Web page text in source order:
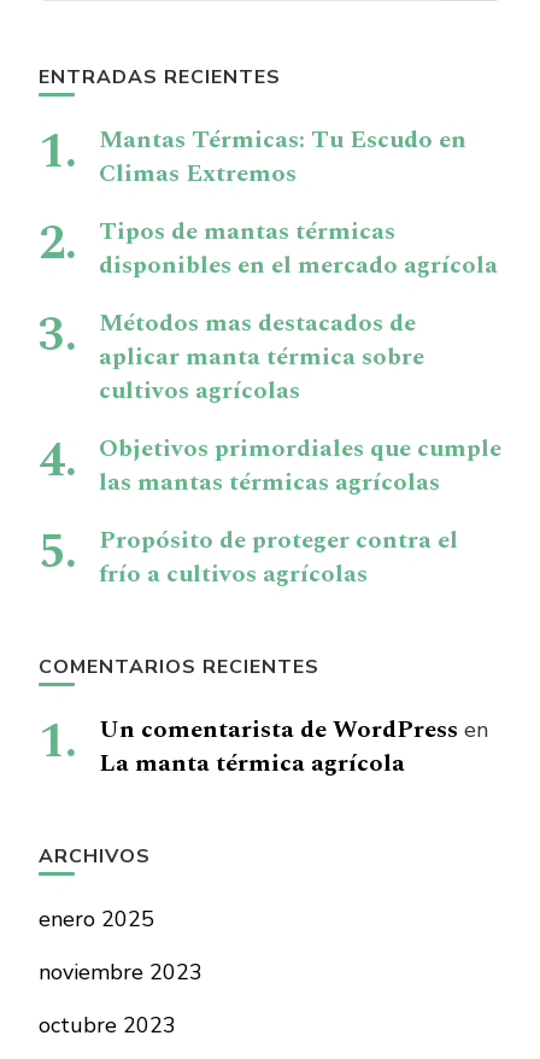
ENTRADAS RECIENTES
Mantas Térmicas: Tu Escudo en
Climas Extremos
Tipos de mantas térmicas
disponibles en el mercado agrícola
Métodos mas destacados de
aplicar manta térmica sobre
cultivos agrícolas
Objetivos primordiales que cumple
las mantas térmicas agrícolas
Propósito de proteger contra el
frío a cultivos agrícolas
COMENTARIOS RECIENTES
Un comentarista de WordPress en
La manta térmica agrícola
ARCHIVOS
enero 2025
noviembre 2023
octubre 2023